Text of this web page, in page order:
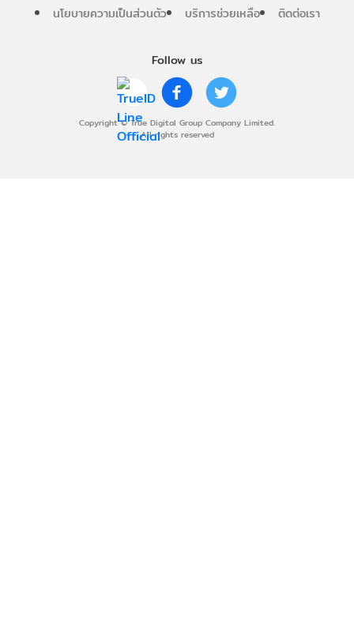
Follow us
Copyright © True Digital Group Company Limited.
All rights reserved
นโยบายความเป็นส่วนตัว
บริการช่วยเหลือ ติดต่อเรา